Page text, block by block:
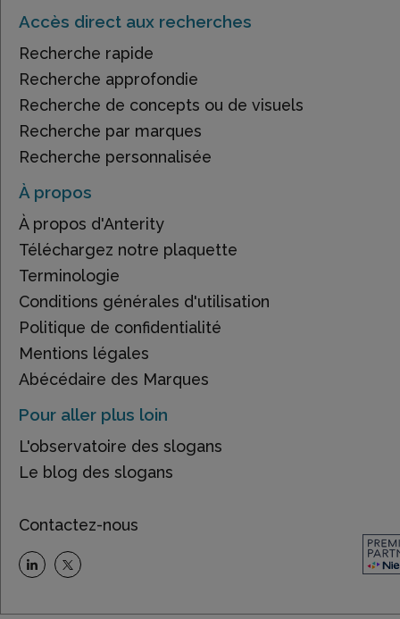
Accès direct aux recherches
Recherche rapide
Recherche approfondie
Recherche de concepts ou de visuels
Recherche par marques
Recherche personnalisée
À propos
À propos d'Anterity
Téléchargez notre plaquette
Terminologie
Conditions générales d'utilisation
Politique de confidentialité
Mentions légales
Abécédaire des Marques
Pour aller plus loin
L'observatoire des slogans
Le blog des slogans
Contactez-nous